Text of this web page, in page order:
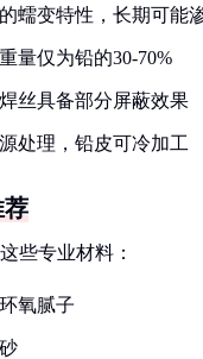
蠕变特性，长期可能
量仅为铅的30-70%
丝具备部分屏蔽效果
处理，铅皮可冷加工
荐
些专业材料：
氧腻子